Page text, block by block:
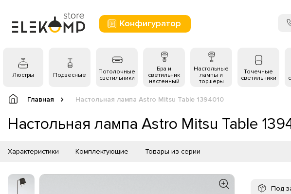
Конфигуратор
Люстры Подвесные
Потолочные
светильники
Бра и
светильник
настенный
Настольные
лампы и
торшеры
Точечные
светильники
Главная Настольная лампа Astro Mitsu Table 1394010
Настольная лампа Astro Mitsu Table
Характеристики Комплектующие Товары из серии
Под